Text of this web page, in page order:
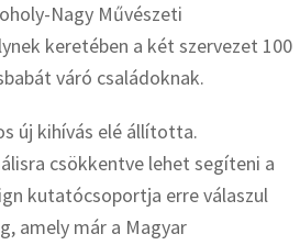
Nagy Művészeti
keretében a két szervezet 100
váró családoknak.
új kihívás elé állította.
csökkentve lehet segíteni a
kutatócsoportja erre válaszul
amely már a Magyar